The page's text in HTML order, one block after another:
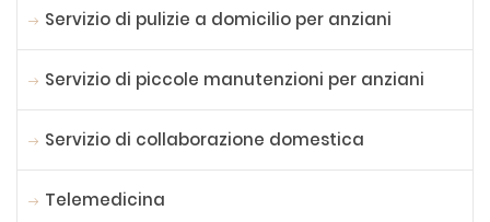
Servizio di pulizie a domicilio per anziani
Servizio di piccole manutenzioni per anziani
Servizio di collaborazione domestica
Telemedicina